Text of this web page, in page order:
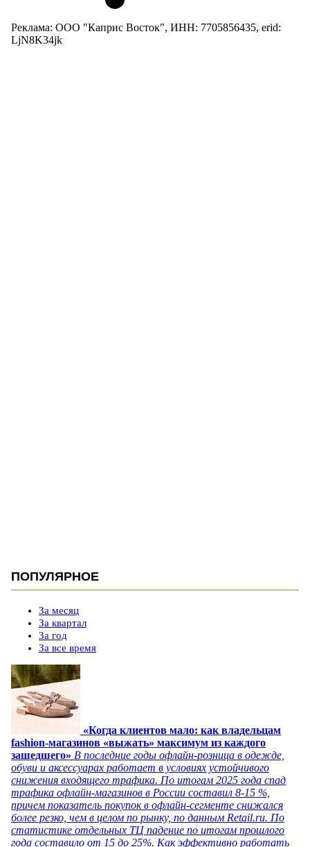
Реклама: ООО "Каприс Восток", ИНН: 7705856435, erid:
LjN8K34jk
ПОПУЛЯРНОЕ
За месяц
За квартал
За год
За все время
«Когда клиентов мало: как владельцам
fashion-магазинов «выжать» максимум из каждого
зашедшего» В последние годы офлайн-розница в одежде,
обуви и аксессуарах работает в условиях устойчивого
снижения входящего трафика. По итогам 2025 года спад
трафика офлайн-магазинов в России составил 8-15 %,
причем показатель покупок в офлайн-сегменте снижался
более резко, чем в целом по рынку, по данным Retail.ru. По
статистике отдельных ТЦ падение по итогам прошлого
года составило от 15 до 25%. Как эффективно работать